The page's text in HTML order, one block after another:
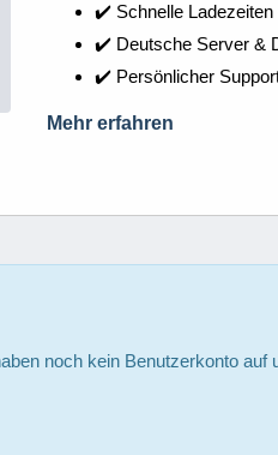
✔️ Schnelle Ladezeiten
✔️ Deutsche Server &
✔️ Persönlicher
Mehr erfahren
noch kein Benutzerkonto auf